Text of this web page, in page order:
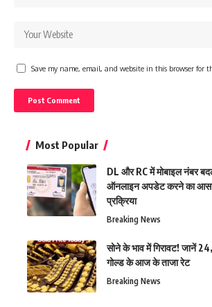
Save my name, email, and website in this browser for
Most Popular
DL और RC में मोबाइल नंबर
ऑनलाइन अपडेट करने का
प्रक्रिया
Breaking News
सोने के भाव में गिरावट! जानें
गोल्ड के आज के ताजा रेट
Breaking News